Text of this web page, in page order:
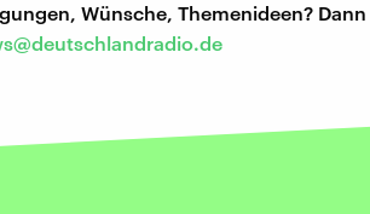
Wünsche, Themenideen?